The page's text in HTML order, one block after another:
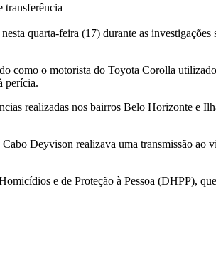
transferência
quarta-feira (17) durante as
como o motorista do Toyota Corolla
perícia.
realizadas nos bairros Belo Horizonte e
Deyvison realizava uma transmissão
e de Proteção à Pessoa (DHPP),